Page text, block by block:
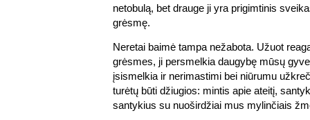
netobulą, bet drauge ji yra prigimtinis
grėsmę.
Neretai baimė tampa nežabota. Užuot
grėsmes, ji persmelkia daugybę mūsų
įsismelkia ir nerimastimi bei niūrumu
turėtų būti džiugios: mintis apie ateitį,
santykius su nuoširdžiai mus mylinčiais